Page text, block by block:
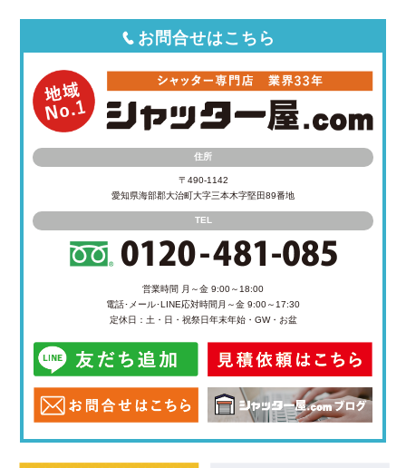
お問合せはこちら
住所
〒490-1142
愛知県海部郡大治町大字三本木字堅田89番地
TEL
営業時間 月～金 9:00～18:00
電話･メール･LINE応対時間 月～金 9:00～17:30
定休日：土・日・祝祭日年末年始・GW・お盆